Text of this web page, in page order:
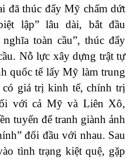
đã thúc đẩy Mỹ chấm dứt
lập” lâu dài, bắt đầu
toàn cầu”, thúc đẩy
Nỗ lực xây dựng trật tự
quốc tế lấy Mỹ làm trung
giá trị kinh tế, chính trị
với cả Mỹ và Liên Xô,
tuyến để tranh giành ảnh
đối đầu với nhau. Sau
tình trạng kiệt quệ, gặp